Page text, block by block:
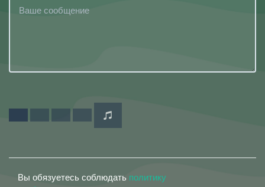
Вы обязуетесь соблюдать политику